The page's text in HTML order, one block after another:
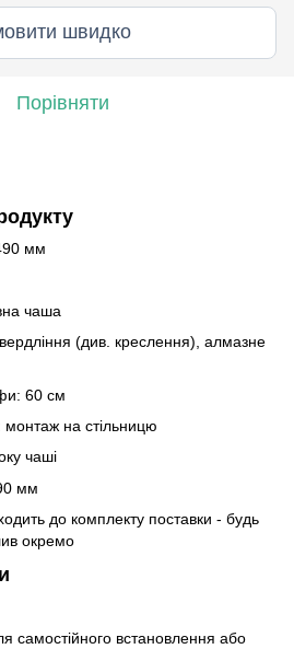
швидко
Порівняти
мм
чаша
(див. креслення), алмазне
60 см
монтаж на стільницю
чаші
мм
до комплекту поставки - будь
окремо
самостійного встановлення або